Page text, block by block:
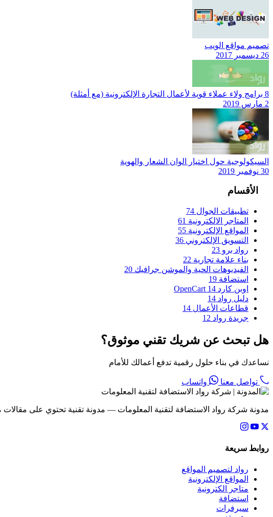
تصميم مواقع الويب
26 ديسمبر 2017
8 برامج ولاء عملاء قوية لأعمال التجارة الإلكترونية (مع أمثلة)
2 مارس 2019
السيكولوجية حول اختيار الوان الشعار والهوية
30 نوفمبر 2019
الأقسام
تطبيقات الجوال 74
المتاجر الالكترونية 61
المواقع الإلكترونية 55
التسويق الإلكتروني 36
رواد برو 23
بناء علامة تجارية 22
الفيديوهات الحية والموشن جرافيك 20
استضافة 19
اوبن كارد OpenCart 14
دليل رواد 14
قطاعات الأعمال 14
جريدة رواد 12
هل تبحث عن شريك تقني موثوق؟
نساعدك في بناء حلول رقمية تدفع أعمالك للأمام
تواصل معنا واتساب
مدونة شركة رواد الاستضافة لتقنية المعلومات — مدونة تقنية تحتوي على
روابط سريعة
رواد لتصميم المواقع
المواقع الإلكترونية
متاجر الكترونية
استضافة
سيرفرات